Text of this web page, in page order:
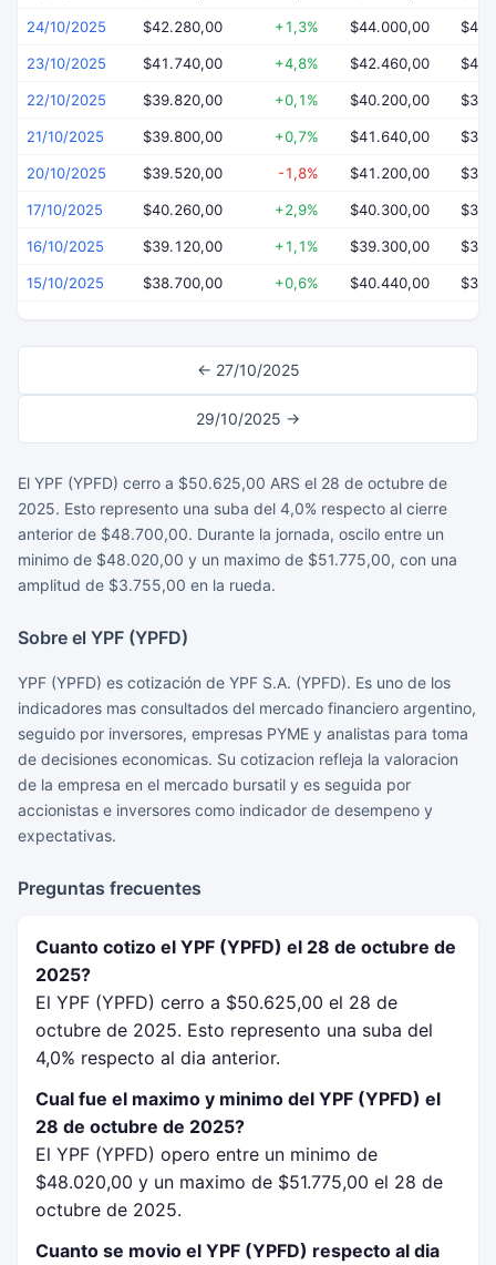
24/10/2025 $42.280,00 +1,3% $44.000,00
23/10/2025 $41.740,00 +4,8% $42.460,00
22/10/2025 $39.820,00 +0,1% $40.200,00
21/10/2025 $39.800,00 +0,7% $41.640,00
20/10/2025 $39.520,00 -1,8% $41.200,00
17/10/2025 $40.260,00 +2,9% $40.300,00
16/10/2025 $39.120,00 +1,1% $39.300,00
15/10/2025 $38.700,00 +0,6% $40.440,00
← 27/10/2025
29/10/2025 →
El YPF (YPFD) cerro a $50.625,00 ARS el 28 de octubre de
2025. Esto represento una suba del 4,0% respecto al cierre
anterior de $48.700,00. Durante la jornada, oscilo entre un
minimo de $48.020,00 y un maximo de $51.775,00, con una
amplitud de $3.755,00 en la rueda.
Sobre el YPF (YPFD)
YPF (YPFD) es cotización de YPF S.A. (YPFD). Es uno de los
indicadores mas consultados del mercado financiero argentino,
seguido por inversores, empresas PYME y analistas para toma
de decisiones economicas. Su cotizacion refleja la valoracion
de la empresa en el mercado bursatil y es seguida por
accionistas e inversores como indicador de desempeno y
expectativas.
Preguntas frecuentes
Cuanto cotizo el YPF (YPFD) el 28 de octubre de
2025?
El YPF (YPFD) cerro a $50.625,00 el 28 de
octubre de 2025. Esto represento una suba del
4,0% respecto al dia anterior.
Cual fue el maximo y minimo del YPF (YPFD) el
28 de octubre de 2025?
El YPF (YPFD) opero entre un minimo de
$48.020,00 y un maximo de $51.775,00 el 28 de
octubre de 2025.
Cuanto se movio el YPF (YPFD) respecto al dia